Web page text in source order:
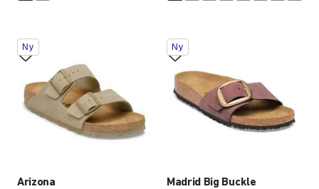
Arizona
Samhandling
med
swatch-
oppdatere
produktbildet
Ny
Madrid Big Buckle
Samhandling
med
swatch-
farger
oppdatere
produktbildet
Ny